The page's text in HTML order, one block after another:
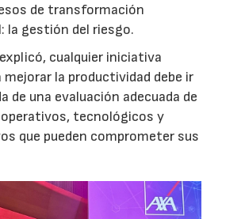
de transformación
la gestión del riesgo.
cualquier iniciativa
mejorar la productividad debe ir
de una evaluación adecuada de
tecnológicos y
que pueden comprometer sus